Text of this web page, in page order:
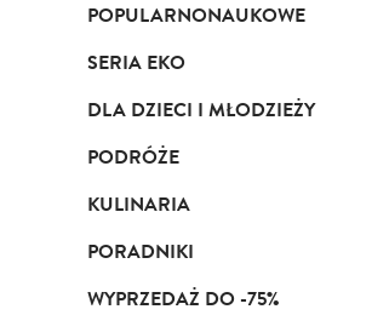
POPULARNONAUKOWE
SERIA EKO
DLA DZIECI I MŁODZIEŻY
PODRÓŻE
KULINARIA
PORADNIKI
WYPRZEDAŻ DO -75%